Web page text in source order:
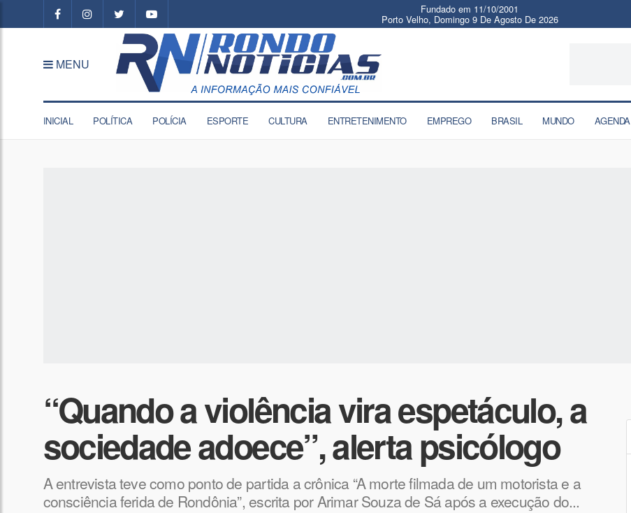
Fundado em 11/10/2001
Porto Velho, Domingo 9 De Agosto De 2026
MENU
INICIAL POLÍTICA POLÍCIA ESPORTE CULTURA ENTRETENIMENTO EMPREGO BRASIL MUNDO AGENDA
“Quando a violência vira espetáculo, a
sociedade adoece”, alerta psicólogo
A entrevista teve como ponto de partida a crônica “A morte filmada de um motorista e a
consciência ferida de Rondônia”, escrita por Arimar Souza de Sá após a execução do...